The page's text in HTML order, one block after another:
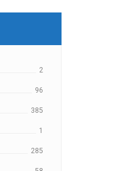
2
96
385
1
285